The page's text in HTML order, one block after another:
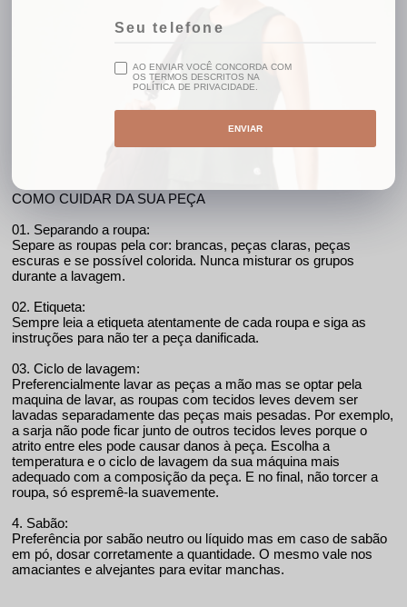
PARCELAMENTO
COMO CUIDAR DA SUA PEÇA
01. Separando a roupa:
Separe as roupas pela cor: brancas, peças claras, peças
escuras e se possível colorida. Nunca misturar os grupos
durante a lavagem.
02. Etiqueta:
Sempre leia a etiqueta atentamente de cada roupa e siga as
instruções para não ter a peça danificada.
03. Ciclo de lavagem:
Preferencialmente lavar as peças a mão mas se optar pela
maquina de lavar, as roupas com tecidos leves devem ser
lavadas separadamente das peças mais pesadas. Por exemplo,
a sarja não pode ficar junto de outros tecidos leves porque o
atrito entre eles pode causar danos à peça. Escolha a
temperatura e o ciclo de lavagem da sua máquina mais
adequado com a composição da peça. E no final, não torcer a
roupa, só espremê-la suavemente.
4. Sabão:
Preferência por sabão neutro ou líquido mas em caso de sabão
em pó, dosar corretamente a quantidade. O mesmo vale nos
amaciantes e alvejantes para evitar manchas.
AO ENVIAR VOCÊ CONCORDA COM
OS TERMOS DESCRITOS NA
POLÍTICA DE PRIVACIDADE.
ENVIAR